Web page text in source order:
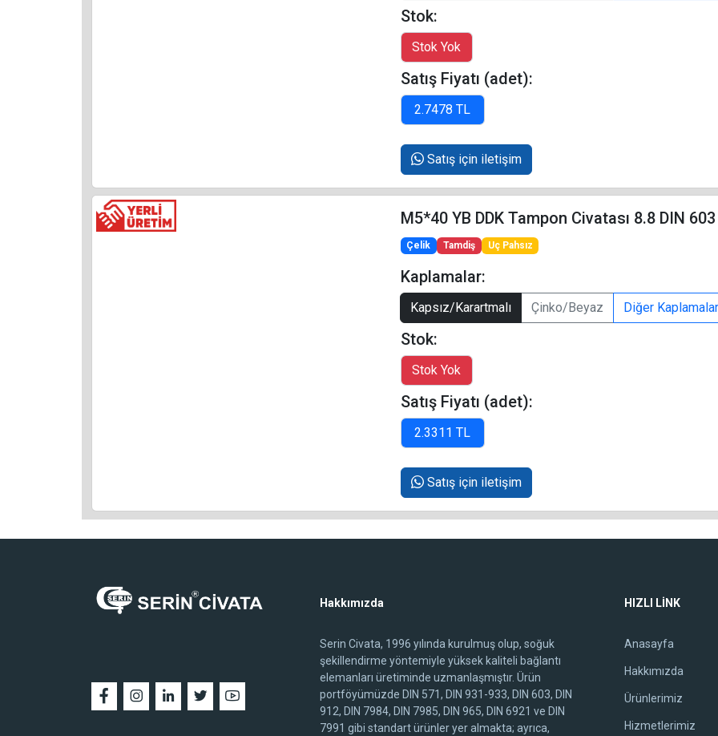
Stok:
Satış Fiyatı (adet):
Satış için iletişim
M5*40 YB DDK Tampon Civatası 8.8 DIN 603
Çelik Tamdiş Uç Pahsız
Kaplamalar:
Kapsız/Karartmalı Çinko/Beyaz Diğer Kaplamalar
Stok:
Satış Fiyatı (adet):
Satış için iletişim
Hakkımızda
Serin Civata, 1996 yılında kurulmuş olup, soğuk
şekillendirme yöntemiyle yüksek kaliteli bağlantı
elemanları üretiminde uzmanlaşmıştır. Ürün
portföyümüzde DIN 571, DIN 931-933, DIN 603, DIN
912, DIN 7984, DIN 7985, DIN 965, DIN 6921 ve DIN
7991 gibi standart ürünler yer almakta; ayrıca,
HIZLI LİNK
Anasayfa
Hakkımızda
Ürünlerimiz
Hizmetlerimiz